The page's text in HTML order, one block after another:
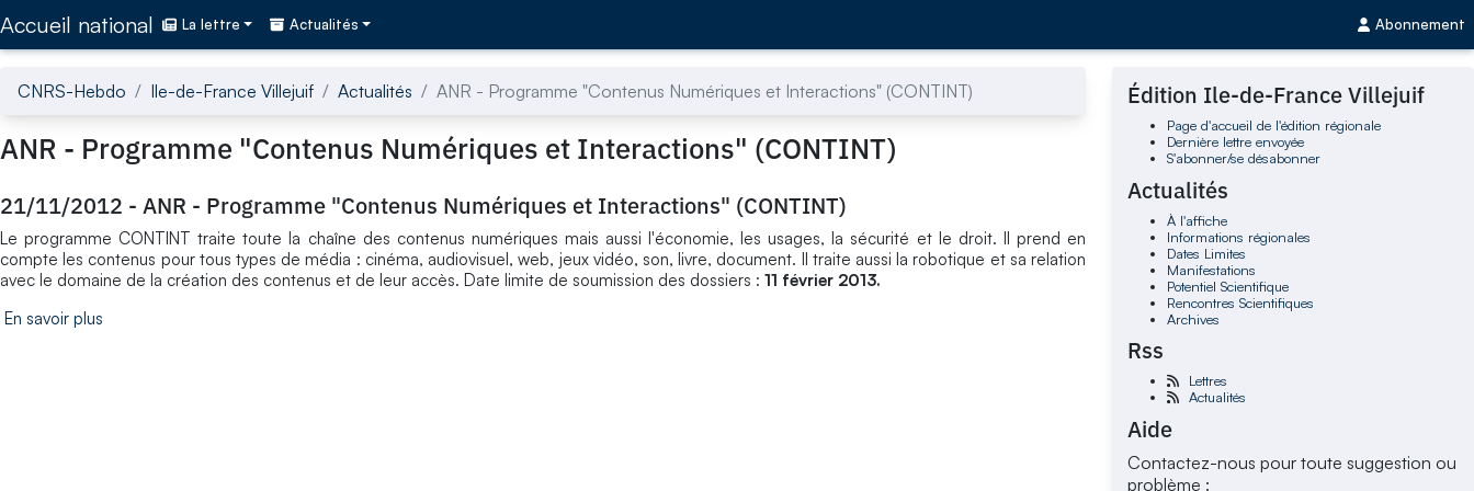
Accueil national La lettre Actualités Abonnement
CNRS-Hebdo Ile-de-France Villejuif Actualités ANR - Programme "Contenus Numériques et Interactions" (CONTINT)
ANR - Programme "Contenus Numériques et Interactions" (CONTINT)
21/11/2012 - ANR - Programme "Contenus Numériques et Interactions" (CONTINT)
Le programme CONTINT traite toute la chaîne des contenus numériques mais aussi l'économie, les usages, la sécurité et le droit. Il prend en
compte les contenus pour tous types de média : cinéma, audiovisuel, web, jeux vidéo, son, livre, document. Il traite aussi la robotique et sa relation
avec le domaine de la création des contenus et de leur accès. Date limite de soumission des dossiers : 11 février 2013.
En savoir plus
Édition Ile-de-France Villejuif
Page d'accueil de l'édition régionale
Dernière lettre envoyée
S'abonner/se désabonner
Actualités
À l'affiche
Informations régionales
Dates Limites
Manifestations
Potentiel Scientifique
Rencontres Scientifiques
Archives
Rss
Lettres
Actualités
Aide
Contactez-nous pour toute suggestion ou
problème :